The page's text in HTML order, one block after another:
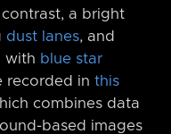
contrast, a bright
dust lanes, and
with blue star
recorded in this
combines data
based images